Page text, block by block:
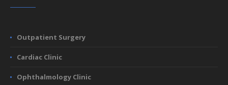
Outpatient Surgery
Cardiac Clinic
Ophthalmology Clinic